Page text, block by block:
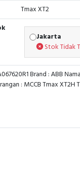
Tmax XT2
Jakarta
Stok Tidak
Brand : ABB
: MCCB Tmax XT2H